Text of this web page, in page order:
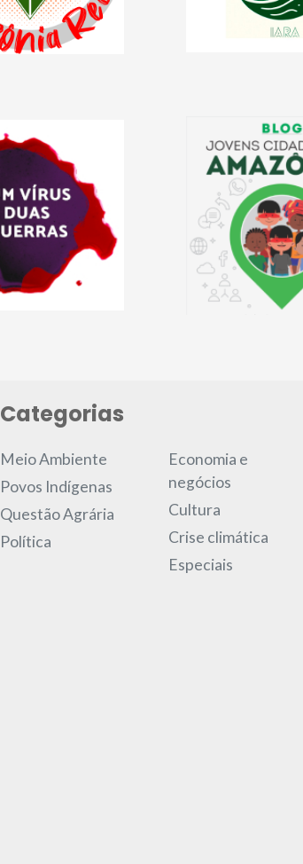
Categorias
Meio Ambiente
Povos Indígenas
Questão Agrária
Política
Economia e
negócios
Cultura
Crise climática
Especiais